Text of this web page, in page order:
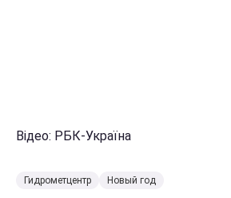
Відео: РБК-Україна
Гидрометцентр Новый год